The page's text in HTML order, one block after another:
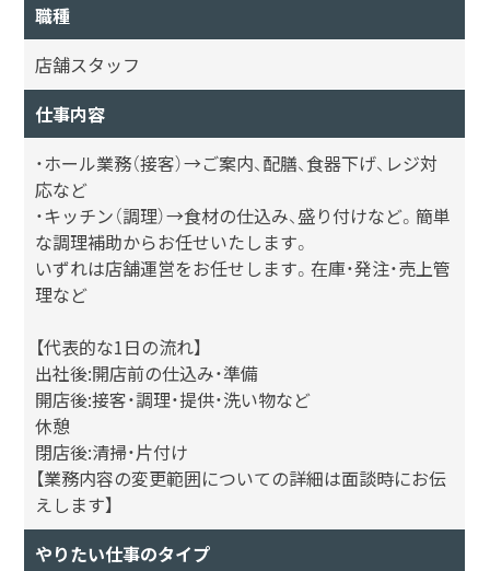
職種
店舗スタッフ
仕事内容
・ホール業務（接客）→ご案内、配膳、食器下げ、レジ対
応など
・キッチン（調理）→食材の仕込み、盛り付けなど。簡単
な調理補助からお任せいたします。
いずれは店舗運営をお任せします。在庫・発注・売上管
理など
【代表的な1日の流れ】
出社後:開店前の仕込み・準備
開店後:接客・調理・提供・洗い物など
休憩
閉店後:清掃・片付け
【業務内容の変更範囲についての詳細は面談時にお伝
えします】
やりたい仕事のタイプ